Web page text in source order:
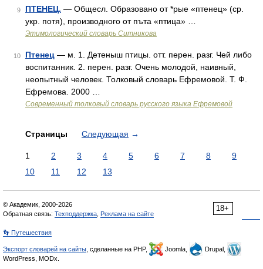
9 ПТЕНЕЦ. — Общесл. Образовано от *рые «птенец» (ср.
укр. потя), производного от пъта «птица» …
Этимологический словарь Ситникова
10 Птенец — м. 1. Детеныш птицы. отт. перен. разг. Чей либо
воспитанник. 2. перен. разг. Очень молодой, наивный,
неопытный человек. Толковый словарь Ефремовой. Т. Ф.
Ефремова. 2000 …
Современный толковый словарь русского языка Ефремовой
Страницы Следующая →
1 2 3 4 5 6 7 8
9
10
11 12 13
18+
© Академик, 2000-2026
Обратная связь: Техподдержка Реклама на сайте
👣 Путешествия
Экспорт словарей на сайты , сделанные на PHP, Joomla,
Drupal,
WordPress, MODx.